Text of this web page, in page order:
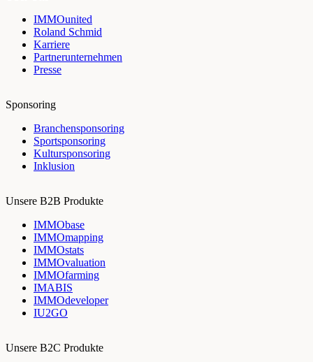
IMMOunited
Roland Schmid
Karriere
Partnerunternehmen
Presse
Sponsoring
Branchensponsoring
Sportsponsoring
Kultursponsoring
Inklusion
Unsere B2B Produkte
IMMObase
IMMOmapping
IMMOstats
IMMOvaluation
IMMOfarming
IMABIS
IMMOdeveloper
IU2GO
Unsere B2C Produkte